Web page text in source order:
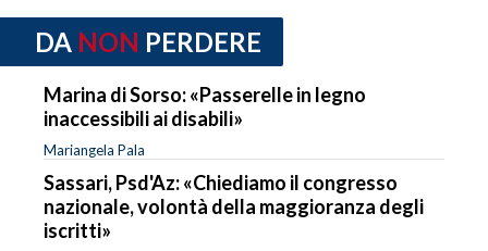
DA NON PERDERE
Marina di Sorso: «Passerelle in legno
inaccessibili ai disabili»
Mariangela Pala
Sassari, Psd'Az: «Chiediamo il congresso
nazionale, volontà della maggioranza degli
iscritti»